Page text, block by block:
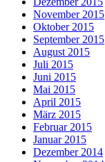
November 2015
Oktober 2015
September 2015
August 2015
Juli 2015
Juni 2015
Mai 2015
April 2015
März 2015
Februar 2015
Januar 2015
Dezember 2014